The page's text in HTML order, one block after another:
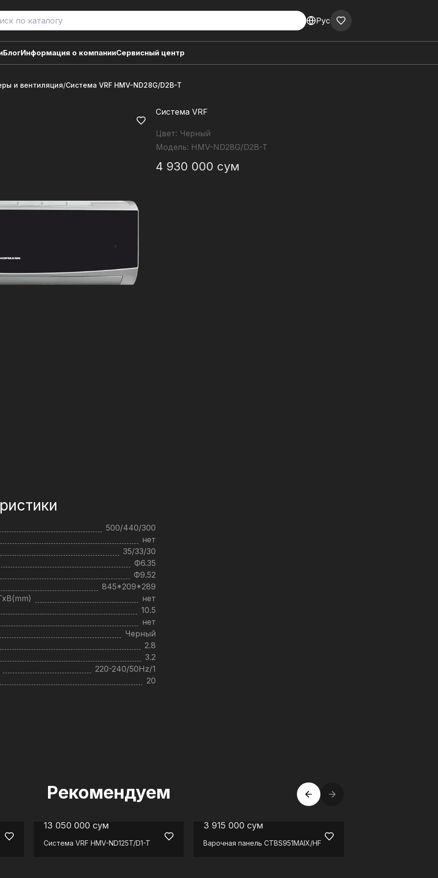
Рус
БлогИнформация о компанииСервисный центр
и вентиляция/Система VRF HMV-ND28G/D2B-T
500/440/300
нет
35/33/30
Ф6.35
Ф9.52
845*209*289
нет
10.5
нет
Черный
2.8
3.2
220-240/50Hz/1
20
Система VRF
Цвет: Черный
Модель: HMV-ND28G/D2B-T
4 930 000 сум
Рекомендуем
13 050 000 сум
Система VRF HMV-ND125T/D1-T
3 915 000 сум
Варочная панель CTBS951MAIX/HF